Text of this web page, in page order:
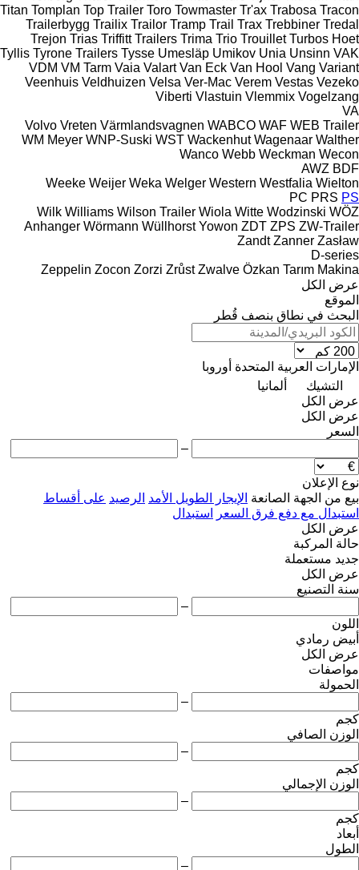
Titan Tomplan Top Trailer Toro Towmaster Tr'ax Trabosa Tracon
Trailerbygg Trailix Trailor Tramp Trail Trax Trebbiner Tredal
Trejon Trias Triffitt Trailers Trima Trio Trouillet Turbos Hoet
Tyllis Tyrone Trailers Tysse Umesläp Umikov Unia Unsinn VAK
VDM VM Tarm Vaia Valart Van Eck Van Hool Vang Variant
Veenhuis Veldhuizen Velsa Ver-Mac Verem Vestas Vezeko
Viberti Vlastuin Vlemmix Vogelzang
VA
Volvo Vreten Värmlandsvagnen WABCO WAF WEB Trailer
WM Meyer WNP-Suski WST Wackenhut Wagenaar Walther
Wanco Webb Weckman Wecon
AWZ BDF
Weeke Weijer Weka Welger Western Westfalia Wielton
PC PRS PS
Wilk Williams Wilson Trailer Wiola Witte Wodzinski WÖZ
Anhanger Wörmann Wüllhorst Yowon ZDT ZPS ZW-Trailer
Zandt Zanner Zasław
D-series
Zeppelin Zocon Zorzi Zrůst Zwalve Özkan Tarım Makina
عرض الكل
الموقع
البحث في نطاق بنصف قُطر
الإمارات العربية المتحدة أوروبا
التشيك
ألمانيا
عرض الكل
عرض الكل
السعر
–
نوع الإعلان
بيع من الجهة الصانعة الإيجار الطويل الأمد الرصيد على أقساط
استبدال مع دفع فرق السعر
استبدال
عرض الكل
حالة المركبة
جديد مستعملة
عرض الكل
سنة التصنيع
–
اللون
أبيض رمادي
عرض الكل
مواصفات
الحمولة
–
كجم
الوزن الصافي
–
كجم
الوزن الإجمالي
–
كجم
أبعاد
الطول
–